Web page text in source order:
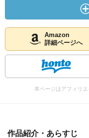
Amazon
詳細ページへ
本ページはアフィリ
作品紹介・あらすじ